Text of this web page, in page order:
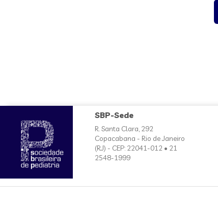
SBP-Sede
R. Santa Clara, 292
Copacabana - Rio de Janeiro
(RJ) - CEP: 22041-012 • 21
2548-1999